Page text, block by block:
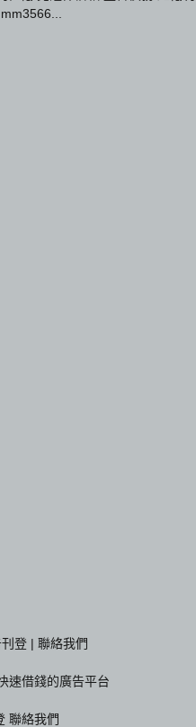
登 | 聯絡我們
速借錢的廣告平台
聯絡我們